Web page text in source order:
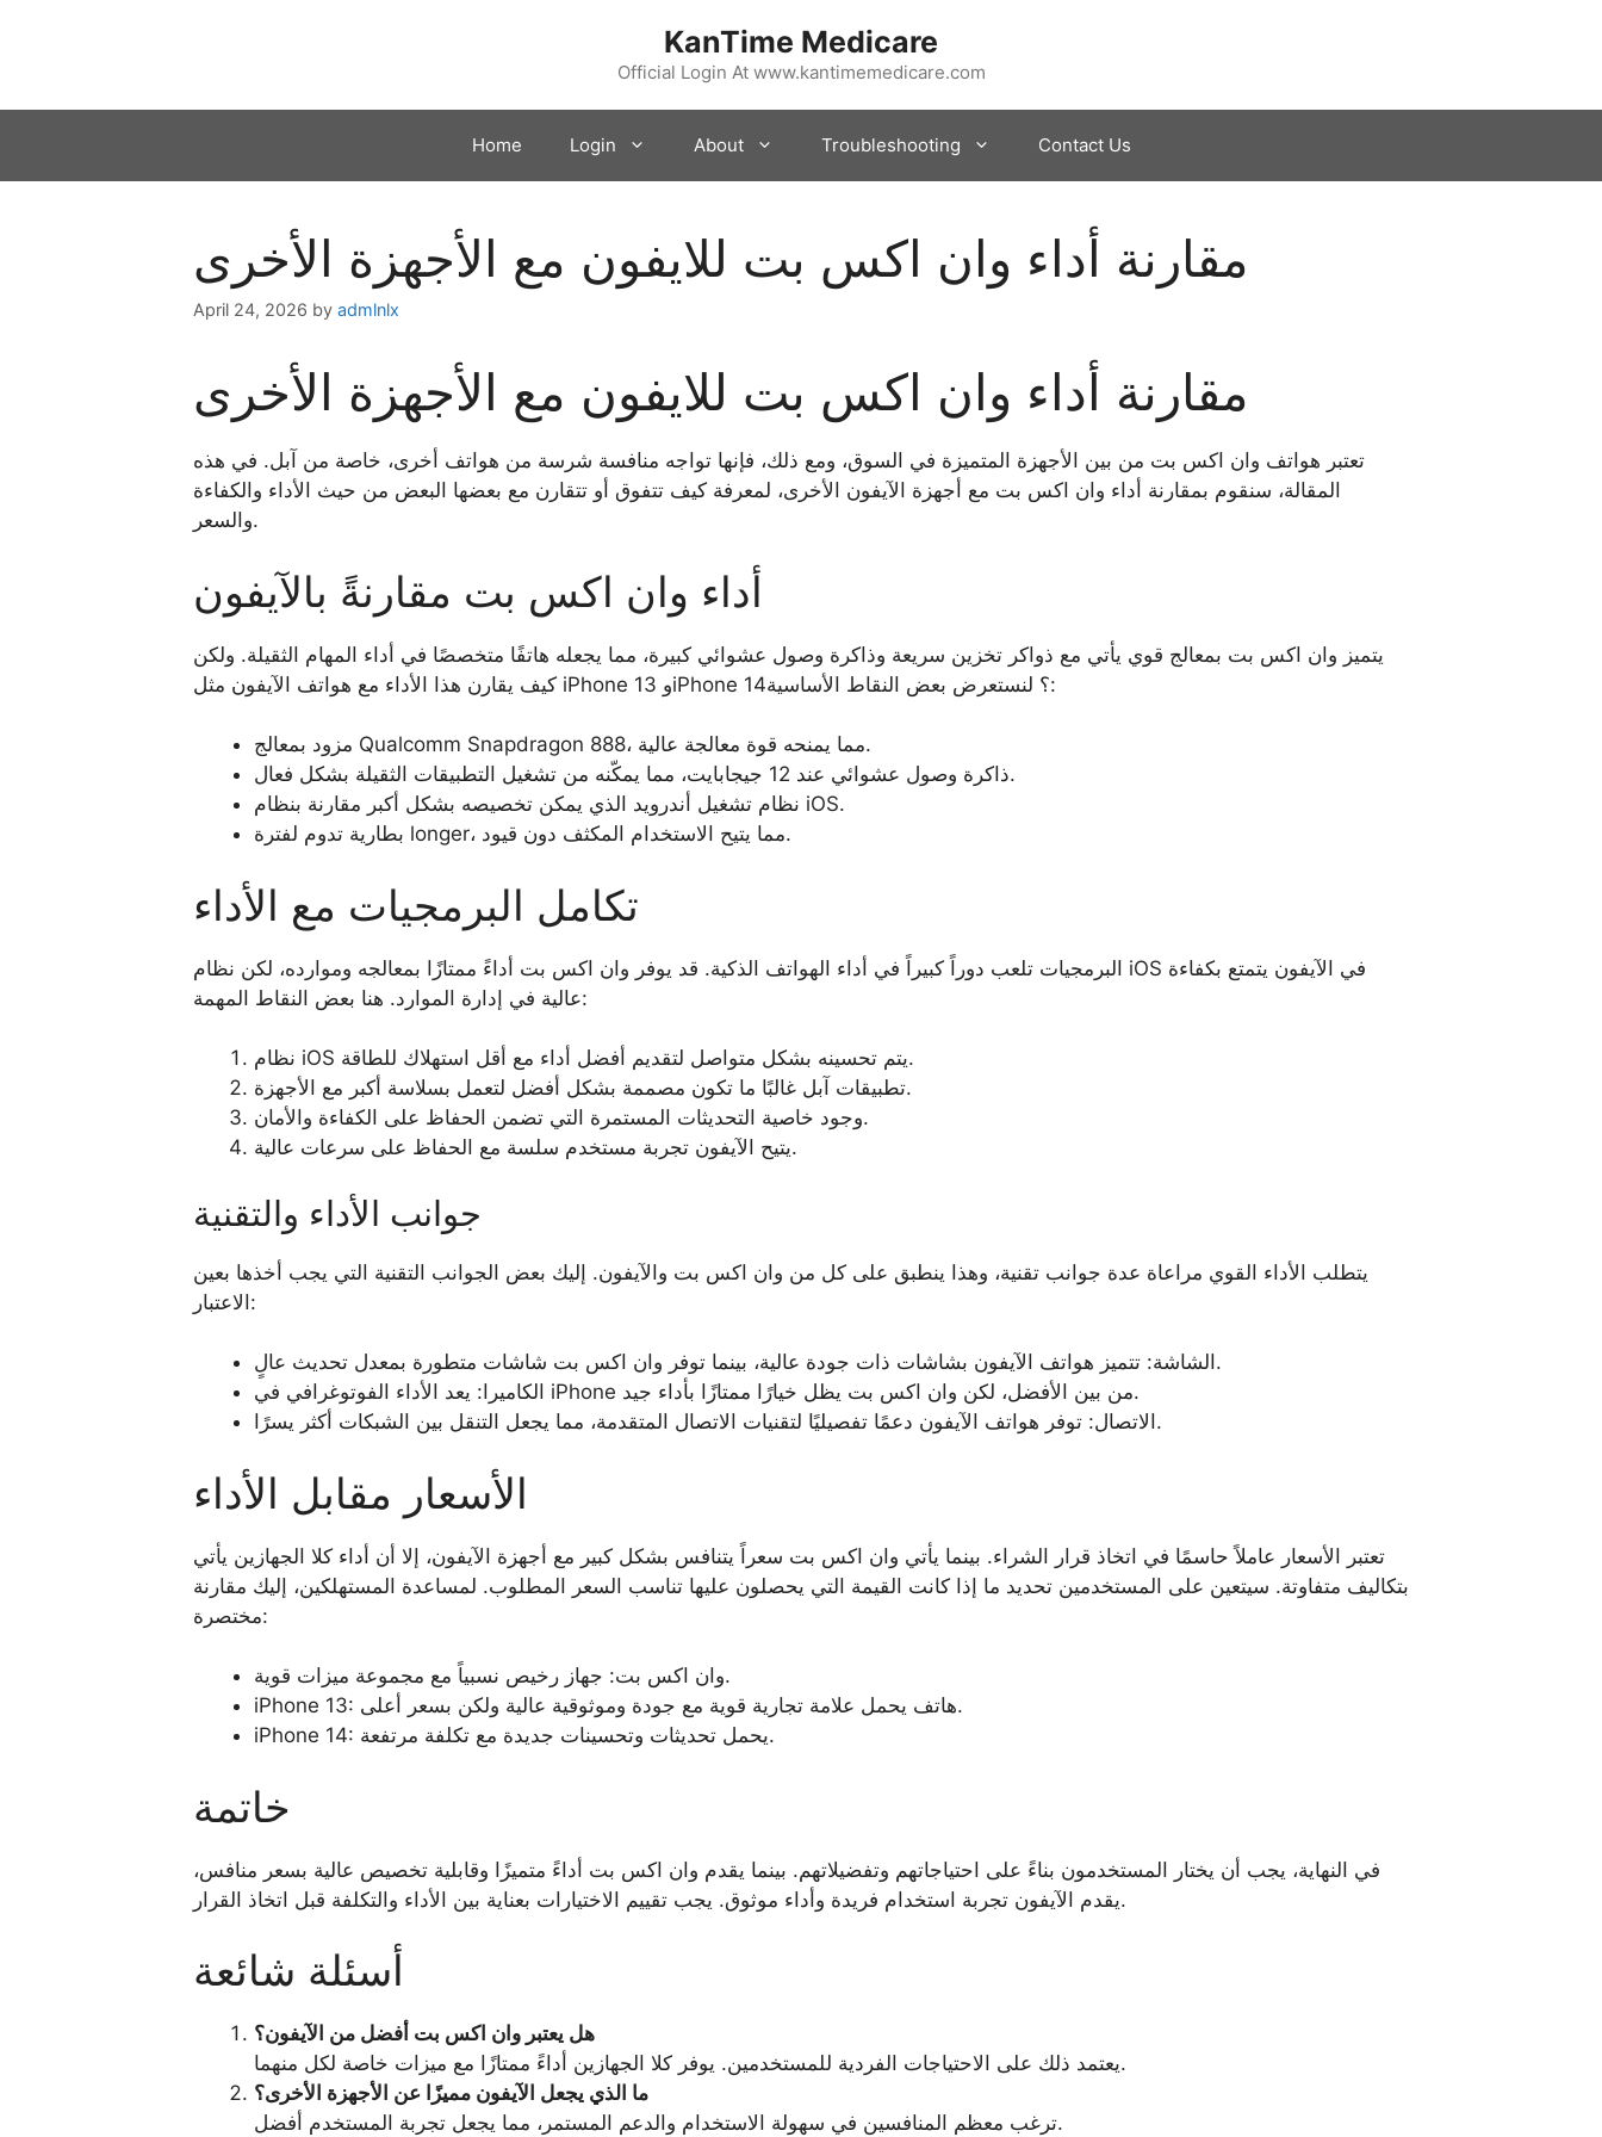
KanTime Medicare
Official Login At www.kantimemedicare.com
Home Login About Troubleshooting Contact Us
مقارنة أداء وان اكس بت للايفون مع الأجهزة الأخرى
April 24, 2026 by admlnlx
مقارنة أداء وان اكس بت للايفون مع الأجهزة الأخرى
تعتبر هواتف وان اكس بت من بين الأجهزة المتميزة في السوق، ومع ذلك، فإنها تواجه منافسة شرسة من هواتف أخرى، خاصة من آبل. في هذه
المقالة، سنقوم بمقارنة أداء وان اكس بت مع أجهزة الآيفون الأخرى، لمعرفة كيف تتفوق أو تتقارن مع بعضها البعض من حيث الأداء والكفاءة
والسعر.
أداء وان اكس بت مقارنةً بالآيفون
يتميز وان اكس بت بمعالج قوي يأتي مع ذواكر تخزين سريعة وذاكرة وصول عشوائي كبيرة، مما يجعله هاتفًا متخصصًا في أداء المهام الثقيلة. ولكن
كيف يقارن هذا الأداء مع هواتف الآيفون مثل iPhone 13 وiPhone 14؟ لنستعرض بعض النقاط الأساسية:
مزود بمعالج Qualcomm Snapdragon 888، مما يمنحه قوة معالجة عالية.
ذاكرة وصول عشوائي عند 12 جيجابايت، مما يمكّنه من تشغيل التطبيقات الثقيلة بشكل فعال.
نظام تشغيل أندرويد الذي يمكن تخصيصه بشكل أكبر مقارنة بنظام iOS.
بطارية تدوم لفترة longer، مما يتيح الاستخدام المكثف دون قيود.
تكامل البرمجيات مع الأداء
البرمجيات تلعب دوراً كبيراً في أداء الهواتف الذكية. قد يوفر وان اكس بت أداءً ممتازًا بمعالجه وموارده، لكن نظام iOS في الآيفون يتمتع بكفاءة
عالية في إدارة الموارد. هنا بعض النقاط المهمة:
نظام iOS يتم تحسينه بشكل متواصل لتقديم أفضل أداء مع أقل استهلاك للطاقة.
تطبيقات آبل غالبًا ما تكون مصممة بشكل أفضل لتعمل بسلاسة أكبر مع الأجهزة.
وجود خاصية التحديثات المستمرة التي تضمن الحفاظ على الكفاءة والأمان.
يتيح الآيفون تجربة مستخدم سلسة مع الحفاظ على سرعات عالية.
جوانب الأداء والتقنية
يتطلب الأداء القوي مراعاة عدة جوانب تقنية، وهذا ينطبق على كل من وان اكس بت والآيفون. إليك بعض الجوانب التقنية التي يجب أخذها بعين
الاعتبار:
الشاشة: تتميز هواتف الآيفون بشاشات ذات جودة عالية، بينما توفر وان اكس بت شاشات متطورة بمعدل تحديث عالٍ.
الكاميرا: يعد الأداء الفوتوغرافي في iPhone من بين الأفضل، لكن وان اكس بت يظل خيارًا ممتازًا بأداء جيد.
الاتصال: توفر هواتف الآيفون دعمًا تفصيليًا لتقنيات الاتصال المتقدمة، مما يجعل التنقل بين الشبكات أكثر يسرًا.
الأسعار مقابل الأداء
تعتبر الأسعار عاملاً حاسمًا في اتخاذ قرار الشراء. بينما يأتي وان اكس بت سعراً يتنافس بشكل كبير مع أجهزة الآيفون، إلا أن أداء كلا الجهازين يأتي
بتكاليف متفاوتة. سيتعين على المستخدمين تحديد ما إذا كانت القيمة التي يحصلون عليها تناسب السعر المطلوب. لمساعدة المستهلكين، إليك مقارنة
مختصرة:
وان اكس بت: جهاز رخيص نسبياً مع مجموعة ميزات قوية.
iPhone 13: هاتف يحمل علامة تجارية قوية مع جودة وموثوقية عالية ولكن بسعر أعلى.
iPhone 14: يحمل تحديثات وتحسينات جديدة مع تكلفة مرتفعة.
خاتمة
في النهاية، يجب أن يختار المستخدمون بناءً على احتياجاتهم وتفضيلاتهم. بينما يقدم وان اكس بت أداءً متميزًا وقابلية تخصيص عالية بسعر منافس،
يقدم الآيفون تجربة استخدام فريدة وأداء موثوق. يجب تقييم الاختيارات بعناية بين الأداء والتكلفة قبل اتخاذ القرار.
أسئلة شائعة
هل يعتبر وان اكس بت أفضل من الآيفون؟
يعتمد ذلك على الاحتياجات الفردية للمستخدمين. يوفر كلا الجهازين أداءً ممتازًا مع ميزات خاصة لكل منهما.
ما الذي يجعل الآيفون مميزًا عن الأجهزة الأخرى؟
ترغب معظم المنافسين في سهولة الاستخدام والدعم المستمر، مما يجعل تجربة المستخدم أفضل.